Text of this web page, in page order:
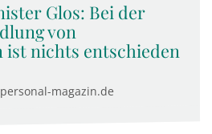
Glos: Bei der
von
ist nichts entschieden
magazin.de